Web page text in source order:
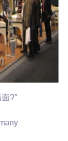
面?"